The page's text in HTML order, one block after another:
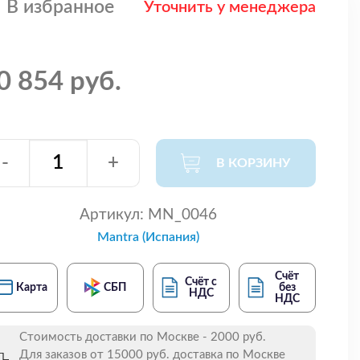
В избранное Уточнить у менеджера
854 руб.
- + В КОРЗИНУ
Артикул: MN_0046
Mantra (Испания)
Карта СБП
Счёт с
НДС
Счёт
без
НДС
Стоимость доставки по Москве - 2000 руб.
Для заказов от 15000 руб. доставка по Москве